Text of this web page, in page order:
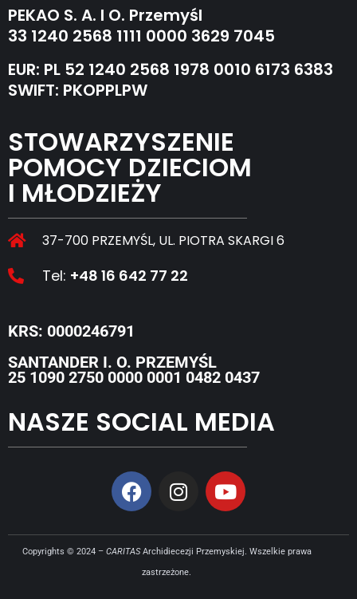
PEKAO S. A. I O. Przemyśl
33 1240 2568 1111 0000 3629 7045
EUR: PL 52 1240 2568 1978 0010 6173 6383
SWIFT: PKOPPLPW
STOWARZYSZENIE
POMOCY DZIECIOM
I MŁODZIEŻY
37-700 PRZEMYŚL, UL. PIOTRA SKARGI 6
Tel: +48 16 642 77 22
KRS: 0000246791
SANTANDER I. O. PRZEMYŚL
25 1090 2750 0000 0001 0482 0437
NASZE SOCIAL MEDIA
Copyrights © 2024 – CARITASArchidiecezji Przemyskiej. Wszelkie prawa
zastrzeżone.